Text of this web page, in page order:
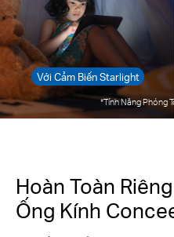
Với Cảm Biến Starlight
*Tính Năng Phóng
Hoàn Toàn
Ống Kính